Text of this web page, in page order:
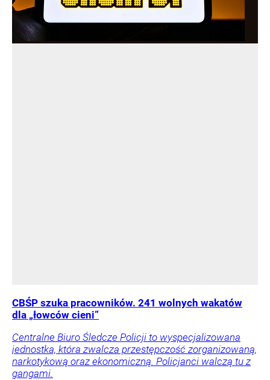
CBŚP szuka pracowników. 241 wolnych wakatów
dla „łowców cieni”
Centralne Biuro Śledcze Policji to wyspecjalizowana
jednostka, która zwalcza przestępczość zorganizowaną,
narkotykową oraz ekonomiczną. Policjanci walczą tu z
gangami.